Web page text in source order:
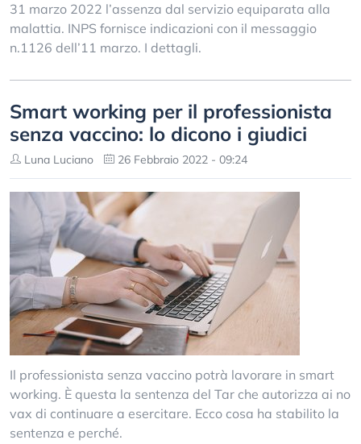
31 marzo 2022 l’assenza dal servizio equiparata alla
malattia. INPS fornisce indicazioni con il messaggio
n.1126 dell’11 marzo. I dettagli.
Smart working per il professionista
senza vaccino: lo dicono i giudici
Luna Luciano 26 Febbraio 2022 - 09:24
Il professionista senza vaccino potrà lavorare in smart
working. È questa la sentenza del Tar che autorizza ai no
vax di continuare a esercitare. Ecco cosa ha stabilito la
sentenza e perché.